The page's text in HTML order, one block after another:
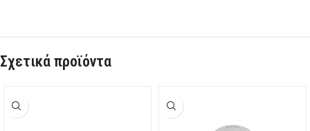
Σχετικά προϊόντα